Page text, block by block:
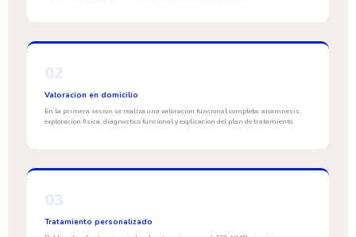
Valoracion en domicilio
En la primera sesion se realiza una valoracion funcional completa: anamnesis,
exploracion fisica, diagnostico funcional y explicacion del plan de tratamiento.
Tratamiento personalizado